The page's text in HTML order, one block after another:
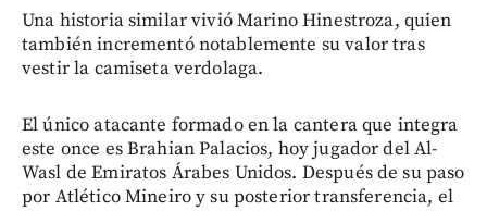
Una historia similar vivió Marino Hinestroza, quien
también incrementó notablemente su valor tras
vestir la camiseta verdolaga.
El único atacante formado en la cantera que integra
este once es Brahian Palacios, hoy jugador del Al-
Wasl de Emiratos Árabes Unidos. Después de su paso
por Atlético Mineiro y su posterior transferencia, el